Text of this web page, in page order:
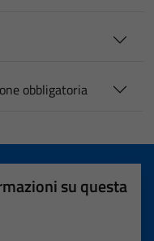
obbligatoria
su questa